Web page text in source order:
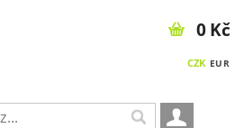
CZK EUR
0 Kč